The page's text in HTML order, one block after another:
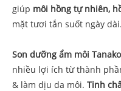
giúp môi hồng tự nhiên,
mặt tươi tắn suốt ngày dài.
Son dưỡng ẩm môi
nhiều lợi ích từ thành
& làm dịu da môi. Tinh